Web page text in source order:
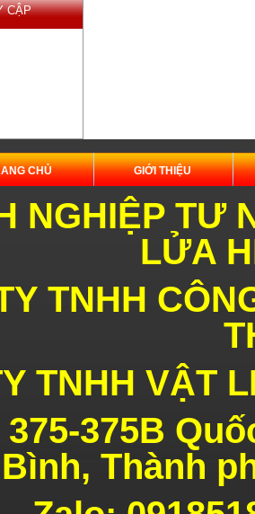
GẠCH
THANH
Lò
CẬP
CHỦ GIỚI THIỆU
NGHIỆP TƯ
LỬA
TNHH
TNHH VẬT
375B
Thành